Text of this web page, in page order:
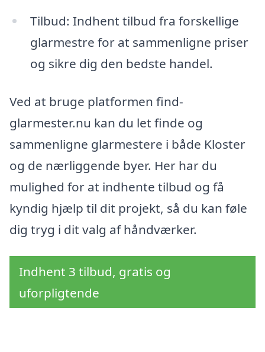
Tilbud: Indhent tilbud fra forskellige
glarmestre for at sammenligne priser
og sikre dig den bedste handel.
Ved at bruge platformen find-
glarmester.nu kan du let finde og
sammenligne glarmestere i både Kloster
og de nærliggende byer. Her har du
mulighed for at indhente tilbud og få
kyndig hjælp til dit projekt, så du kan føle
dig tryg i dit valg af håndværker.
Indhent 3 tilbud, gratis og
uforpligtende